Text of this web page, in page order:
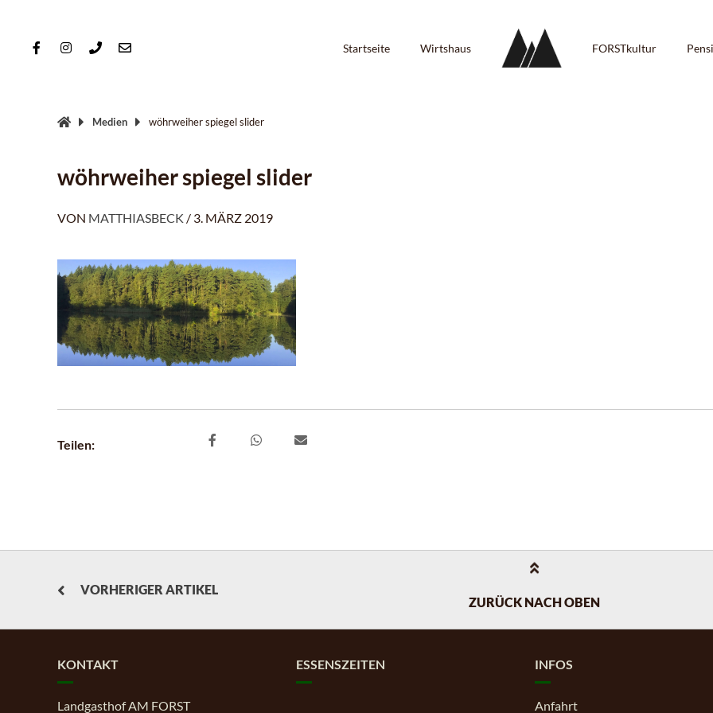
Startseite Wirtshaus FORSTkultur
Medien wöhrweiher spiegel slider
wöhrweiher spiegel slider
VON MATTHIASBECK / 3. MÄRZ 2019
Teilen:
VORHERIGER ARTIKEL
ZURÜCK NACH OBEN
KONTAKT
Landgasthof AM FORST
ESSENSZEITEN INFOS
Anfahrt